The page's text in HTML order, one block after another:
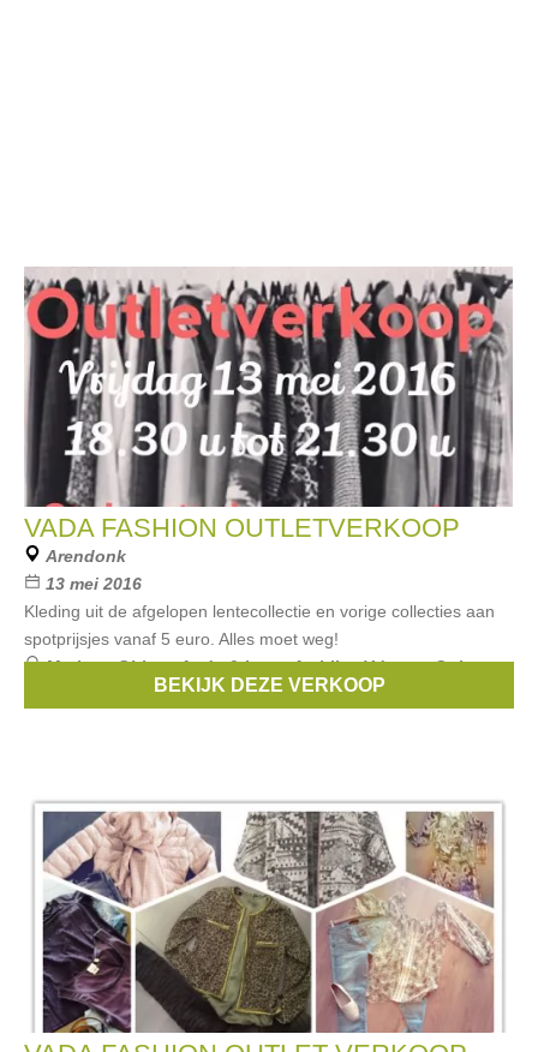
VADA FASHION OUTLETVERKOOP
Arendonk
13 mei 2016
Kleding uit de afgelopen lentecollectie en vorige collecties aan
spotprijsjes vanaf 5 euro. Alles moet weg!
Merken:Object,Andy & Lucy,Ambika,Ydence,Quinze
BEKIJK DEZE VERKOOP